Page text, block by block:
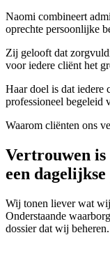
Naomi combineert
oprechte persoonlijke
Zij gelooft dat
voor iedere cliënt het
Haar doel is dat iedere
professioneel begeleid
Waarom cliënten ons
Vertrouwen is
een
Wij tonen liever wat
Onderstaande
dossier dat wij beheren.